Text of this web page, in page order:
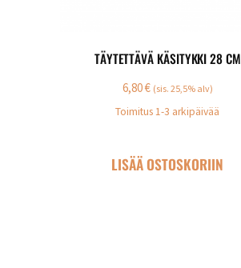
TÄYTETTÄVÄ KÄSITYKKI 28 CM
6,80€ (sis. 25,5% alv)
Toimitus 1-3 arkipäivää
LISÄÄ OSTOSKORIIN